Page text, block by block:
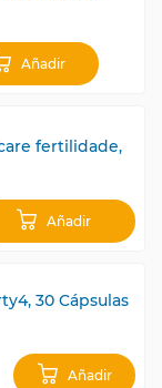
Añadir
fertilidade,
Añadir
30 Cápsulas
Añadir